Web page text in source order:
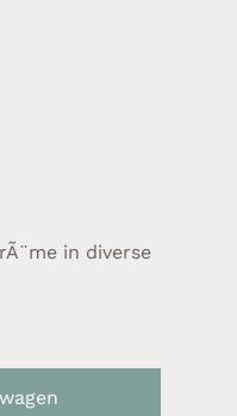
in diverse